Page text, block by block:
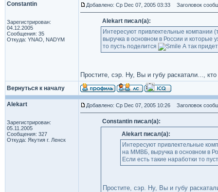
Constantin
Зарегистрирован:
04.12.2005
Сообщения: 35
Откуда: YNAO, NADYM
Добавлено: Ср Dec 07, 2005 03:33 Заголовок
Alekart писал(а):
Интересуют привлектельные компании
выручка в основном в России и которые
то пусть поделится
А так
Простите, сэр. Ну, Вы и губу раскатали...,
Вернуться к началу
Alekart
Зарегистрирован:
05.11.2005
Сообщения: 327
Откуда: Якутия г. Ленск
Добавлено: Ср Dec 07, 2005 10:26 Заголовок
Constantin писал(а):
Alekart писал(а):
Интересуют привлектельные
на ММВБ, выручка в основном в
Если есть такие наработки то
Простите, сэр. Ну, Вы и губу